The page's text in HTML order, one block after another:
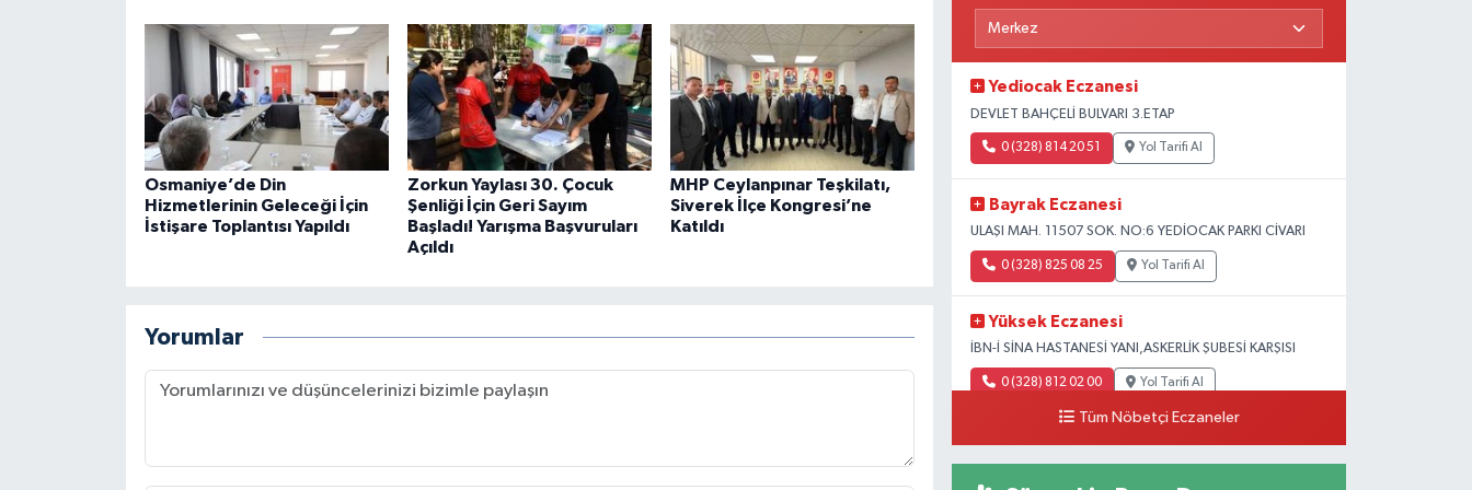
Osmaniye’de Din
Hizmetlerinin Geleceği İçin
İstişare Toplantısı Yapıldı
Zorkun Yaylası 30. Çocuk
Şenliği İçin Geri Sayım
Başladı! Yarışma Başvuruları
Açıldı
MHP Ceylanpınar Teşkilatı,
Siverek İlçe Kongresi’ne
Katıldı
Yorumlar
Yediocak Eczanesi
DEVLET BAHÇELİ BULVARI 3.ETAP
0 (328) 814 20 51 Yol Tarifi Al
Bayrak Eczanesi
ULAŞI MAH. 11507 SOK. NO:6 YEDİOCAK PARKI CİVARI
0 (328) 825 08 25 Yol Tarifi Al
Yüksek Eczanesi
İBN-İ SİNA HASTANESİ YANI,ASKERLİK ŞUBESİ KARŞISI
0 (328) 812 02 00 Yol Tarifi Al
Tüm Nöbetçi Eczaneler